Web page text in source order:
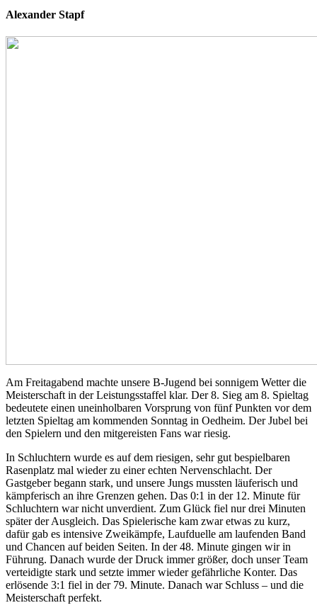
Alexander Stapf
Am Freitagabend machte unsere B-Jugend bei sonnigem Wetter die
Meisterschaft in der Leistungsstaffel klar. Der 8. Sieg am 8. Spieltag
bedeutete einen uneinholbaren Vorsprung von fünf Punkten vor dem
letzten Spieltag am kommenden Sonntag in Oedheim. Der Jubel bei
den Spielern und den mitgereisten Fans war riesig.
In Schluchtern wurde es auf dem riesigen, sehr gut bespielbaren
Rasenplatz mal wieder zu einer echten Nervenschlacht. Der
Gastgeber begann stark, und unsere Jungs mussten läuferisch und
kämpferisch an ihre Grenzen gehen. Das 0:1 in der 12. Minute für
Schluchtern war nicht unverdient. Zum Glück fiel nur drei Minuten
später der Ausgleich. Das Spielerische kam zwar etwas zu kurz,
dafür gab es intensive Zweikämpfe, Laufduelle am laufenden Band
und Chancen auf beiden Seiten. In der 48. Minute gingen wir in
Führung. Danach wurde der Druck immer größer, doch unser Team
verteidigte stark und setzte immer wieder gefährliche Konter. Das
erlösende 3:1 fiel in der 79. Minute. Danach war Schluss – und die
Meisterschaft perfekt.